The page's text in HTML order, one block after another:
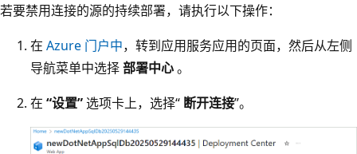
若要禁用连接的源的持续部署，请执行以下操作：
在 Azure 门户中，转到应用服务应用的页面，然后从左侧
导航菜单中选择部署中心。
在 “设置”选项卡上，选择“ 断开连接”。